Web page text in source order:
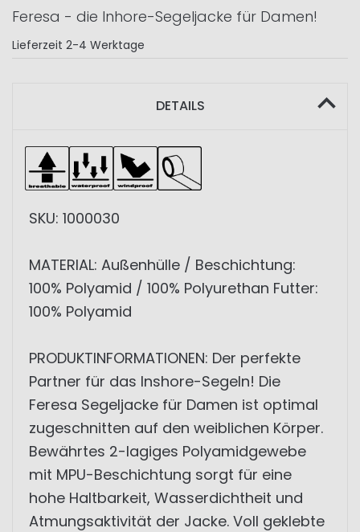
Feresa - die Inhore-Segeljacke für Damen!
Lieferzeit 2-4 Werktage
DETAILS
SKU: 1000030
MATERIAL: Außenhülle / Beschichtung:
100% Polyamid / 100% Polyurethan Futter:
100% Polyamid
PRODUKTINFORMATIONEN: Der perfekte
Partner für das Inshore-Segeln! Die
Feresa Segeljacke für Damen ist optimal
zugeschnitten auf den weiblichen Körper.
Bewährtes 2-lagiges Polyamidgewebe
mit MPU-Beschichtung sorgt für eine
hohe Haltbarkeit, Wasserdichtheit und
Atmungsaktivität der Jacke. Voll geklebte